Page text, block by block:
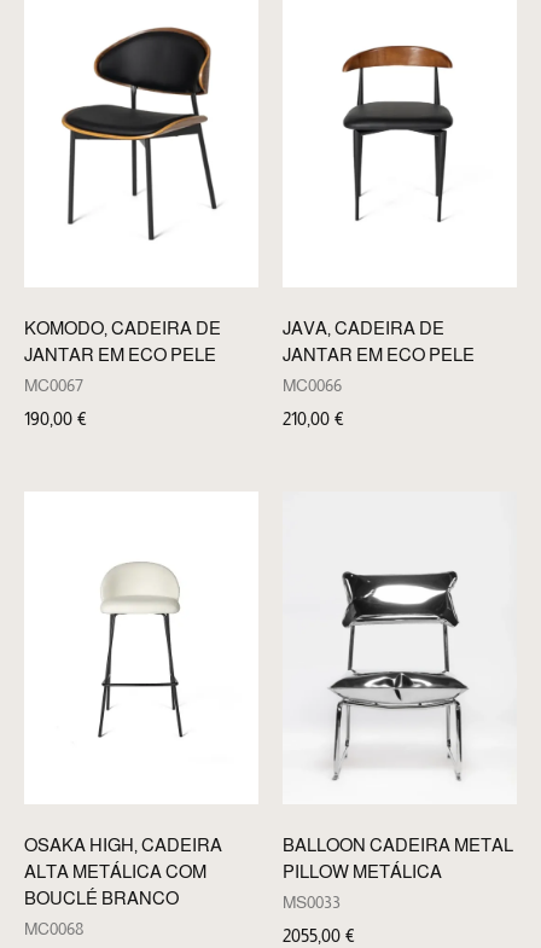
KOMODO, CADEIRA DE
JANTAR EM ECO PELE
MC0067
190,00 €
JAVA, CADEIRA DE
JANTAR EM ECO PELE
MC0066
210,00 €
OSAKA HIGH, CADEIRA
ALTA METÁLICA COM
BOUCLÉ BRANCO
MC0068
BALLOON CADEIRA METAL
PILLOW METÁLICA
MS0033
2055,00 €